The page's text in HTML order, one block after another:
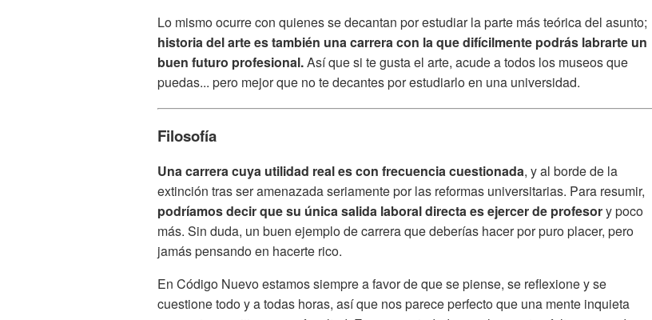
Lo mismo ocurre con quienes se decantan por estudiar la parte más teórica del asunto;
historia del arte es también una carrera con la que difícilmente podrás labrarte un
buen futuro profesional.Así que si te gusta el arte, acude a todos los museos que
puedas... pero mejor que no te decantes por estudiarlo en una universidad.
Filosofía
Una carrera cuya utilidad real es con frecuencia cuestionada, y al borde de la
extinción tras ser amenazada seriamente por las reformas universitarias. Para resumir,
podríamos decir que su única salida laboral directa es ejercer de profesory poco
más. Sin duda, un buen ejemplo de carrera que deberías hacer por puro placer, pero
jamás pensando en hacerte rico.
En Código Nuevo estamos siempre a favor de que se piense, se reflexione y se
cuestione todo y a todas horas, así que nos parece perfecto que una mente inquieta